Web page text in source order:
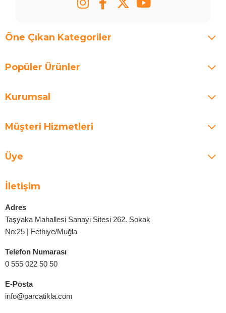
Öne Çıkan Kategoriler
Popüler Ürünler
Kurumsal
Müşteri Hizmetleri
Üye
İletişim
Adres
Taşyaka Mahallesi Sanayi Sitesi 262. Sokak
No:25 | Fethiye/Muğla
Telefon Numarası
0 555 022 50 50
E-Posta
info@parcatikla.com